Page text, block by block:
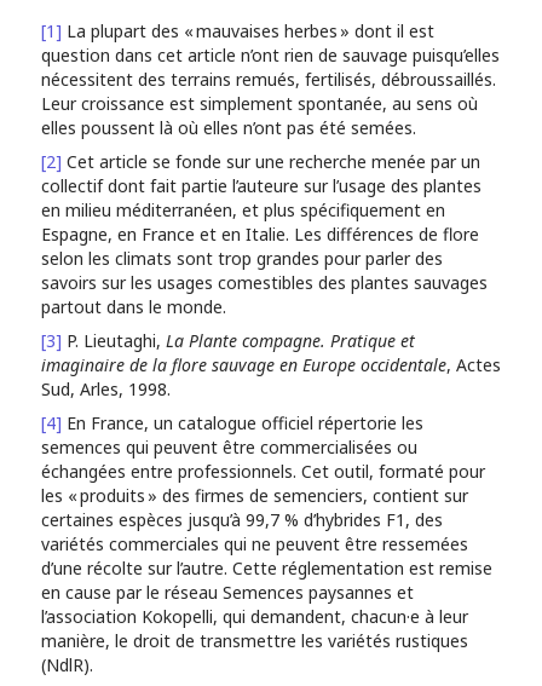
[1] La plupart des « mauvaises herbes » dont il est
question dans cet article n’ont rien de sauvage puisqu’elles
nécessitent des terrains remués, fertilisés, débroussaillés.
Leur croissance est simplement spontanée, au sens où
elles poussent là où elles n’ont pas été semées.
[2] Cet article se fonde sur une recherche menée par un
collectif dont fait partie l’auteure sur l’usage des plantes
en milieu méditerranéen, et plus spécifiquement en
Espagne, en France et en Italie. Les différences de flore
selon les climats sont trop grandes pour parler des
savoirs sur les usages comestibles des plantes sauvages
partout dans le monde.
[3] P. Lieutaghi, La Plante compagne. Pratique et
imaginaire de la flore sauvage en Europe occidentale, Actes
Sud, Arles, 1998.
[4] En France, un catalogue officiel répertorie les
semences qui peuvent être commercialisées ou
échangées entre professionnels. Cet outil, formaté pour
les « produits » des firmes de semenciers, contient sur
certaines espèces jusqu’à 99,7 % d’hybrides F1, des
variétés commerciales qui ne peuvent être ressemées
d’une récolte sur l’autre. Cette réglementation est remise
en cause par le réseau Semences paysannes et
l’association Kokopelli, qui demandent, chacun·e à leur
manière, le droit de transmettre les variétés rustiques
(NdlR).